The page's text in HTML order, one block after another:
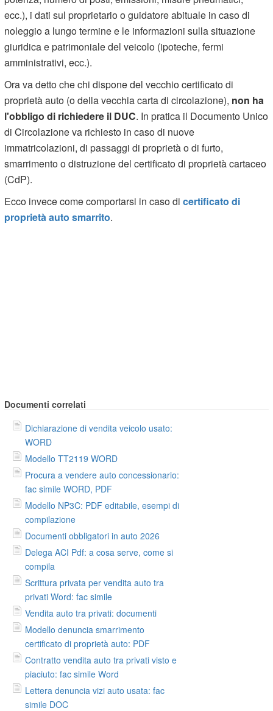
ecc.), i dati sul proprietario o guidatore abituale in caso di
noleggio a lungo termine e le informazioni sulla situazione
giuridica e patrimoniale del veicolo (ipoteche, fermi
amministrativi, ecc.).
Ora va detto che chi dispone del vecchio certificato di
proprietà auto (o della vecchia carta di circolazione), non ha
l'obbligo di richiedere il DUC. In pratica il Documento Unico
di Circolazione va richiesto in caso di nuove
immatricolazioni, di passaggi di proprietà o di furto,
smarrimento o distruzione del certificato di proprietà cartaceo
(CdP).
Ecco invece come comportarsi in caso dicertificato di
proprietà auto smarrito.
Documenti correlati
Dichiarazione di vendita veicolo usato:
WORD
Modello TT2119 WORD
Procura a vendere auto concessionario:
fac simile WORD, PDF
Modello NP3C: PDF editabile, esempi di
compilazione
Documenti obbligatori in auto 2026
Delega ACI Pdf: a cosa serve, come si
compila
Scrittura privata per vendita auto tra
privati Word: fac simile
Vendita auto tra privati: documenti
Modello denuncia smarrimento
certificato di proprietà auto: PDF
Contratto vendita auto tra privati visto e
piaciuto: fac simile Word
Lettera denuncia vizi auto usata: fac
simile DOC